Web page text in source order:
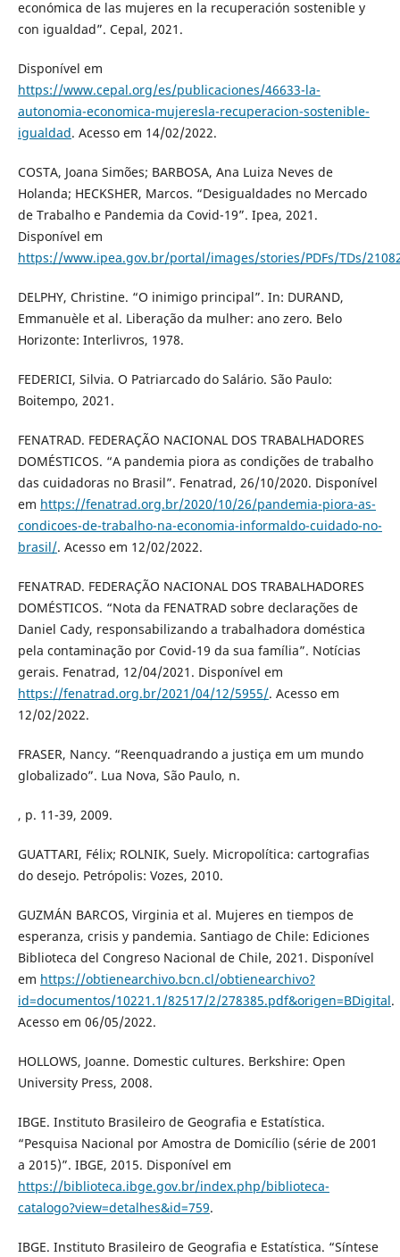
económica de las mujeres en la recuperación sostenible y
con igualdad”. Cepal, 2021.
Disponível em
https://www.cepal.org/es/publicaciones/46633-la-
autonomia-economica-mujeresla-recuperacion-sostenible-
igualdad. Acesso em 14/02/2022.
COSTA, Joana Simões; BARBOSA, Ana Luiza Neves de
Holanda; HECKSHER, Marcos. “Desigualdades no Mercado
de Trabalho e Pandemia da Covid-19”. Ipea, 2021.
Disponível em
https://www.ipea.gov.br/portal/images/stories/PDFs/TDs/
DELPHY, Christine. “O inimigo principal”. In: DURAND,
Emmanuèle et al. Liberação da mulher: ano zero. Belo
Horizonte: Interlivros, 1978.
FEDERICI, Silvia. O Patriarcado do Salário. São Paulo:
Boitempo, 2021.
FENATRAD. FEDERAÇÃO NACIONAL DOS TRABALHADORES
DOMÉSTICOS. “A pandemia piora as condições de trabalho
das cuidadoras no Brasil”. Fenatrad, 26/10/2020. Disponível
em https://fenatrad.org.br/2020/10/26/pandemia-piora-as-
condicoes-de-trabalho-na-economia-informaldo-cuidado-no-
brasil/. Acesso em 12/02/2022.
FENATRAD. FEDERAÇÃO NACIONAL DOS TRABALHADORES
DOMÉSTICOS. “Nota da FENATRAD sobre declarações de
Daniel Cady, responsabilizando a trabalhadora doméstica
pela contaminação por Covid-19 da sua família”. Notícias
gerais. Fenatrad, 12/04/2021. Disponível em
https://fenatrad.org.br/2021/04/12/5955/. Acesso em
12/02/2022.
FRASER, Nancy. “Reenquadrando a justiça em um mundo
globalizado”. Lua Nova, São Paulo, n.
, p. 11-39, 2009.
GUATTARI, Félix; ROLNIK, Suely. Micropolítica: cartografias
do desejo. Petrópolis: Vozes, 2010.
GUZMÁN BARCOS, Virginia et al. Mujeres en tiempos de
esperanza, crisis y pandemia. Santiago de Chile: Ediciones
Biblioteca del Congreso Nacional de Chile, 2021. Disponível
em https://obtienearchivo.bcn.cl/obtienearchivo?
id=documentos/10221.1/82517/2/278385.pdf&origen=BDigital.
Acesso em 06/05/2022.
HOLLOWS, Joanne. Domestic cultures. Berkshire: Open
University Press, 2008.
IBGE. Instituto Brasileiro de Geografia e Estatística.
“Pesquisa Nacional por Amostra de Domicílio (série de 2001
a 2015)”. IBGE, 2015. Disponível em
https://biblioteca.ibge.gov.br/index.php/biblioteca-
catalogo?view=detalhes&id=759.
IBGE. Instituto Brasileiro de Geografia e Estatística. “Síntese